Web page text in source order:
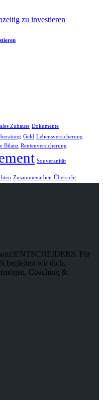
Zuhause Dokumente
Geld Lebensversicherung
Bilanz Rentenversicherung
Souveränität
Zusammenarbeit Übersicht
Für
begleiten wir dich,
Coaching &